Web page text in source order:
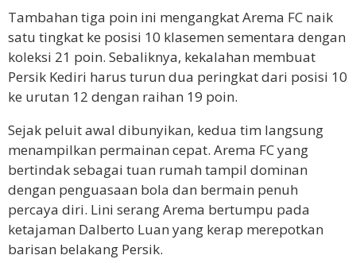
Tambahan tiga poin ini mengangkat Arema FC naik
satu tingkat ke posisi 10 klasemen sementara dengan
koleksi 21 poin. Sebaliknya, kekalahan membuat
Persik Kediri harus turun dua peringkat dari posisi 10
ke urutan 12 dengan raihan 19 poin.
Sejak peluit awal dibunyikan, kedua tim langsung
menampilkan permainan cepat. Arema FC yang
bertindak sebagai tuan rumah tampil dominan
dengan penguasaan bola dan bermain penuh
percaya diri. Lini serang Arema bertumpu pada
ketajaman Dalberto Luan yang kerap merepotkan
barisan belakang Persik.